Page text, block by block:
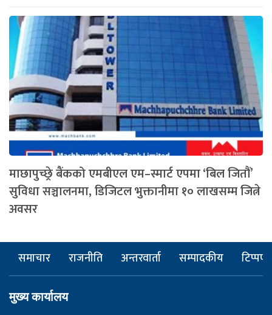
माछापुच्छ्रे बैंकको एमबीएल एम–स्मार्ट एपमा ‘बिल जितौं’
सुविधा सञ्चालनमा, डिजिटल भुक्तानीमा १० लाखसम्म जित्ने
अवसर
समाचार राजनीति अन्तरवार्ता सम्पादकीय टिप्पणी
मुख्य कार्यालय